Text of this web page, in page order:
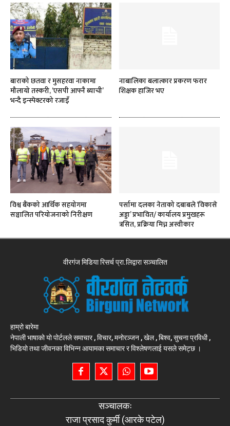
बाराको छतवा र मुसहरवा नाकामा
मौलायो तस्करी, ‘एसपी आफ्नै ब्याची’
भन्दै इन्स्पेक्टरको रजाइँ
नाबालिका बलात्कार प्रकरण फरार
शिक्षक हाजिर भए
विश्व बैंकको आर्थिक सहयोगमा
सञ्चालित परियोजनाको निरीक्षण
पर्सामा दलका नेताको दबाबले ‘विकासे
अड्डा’ प्रभावित/ कार्यालय प्रमुखहरू
त्रसित, प्रक्रिया मिच्न अस्वीकार
वीरगंज मिडिया रिसर्च प्रा.लिद्वारा सञ्चालित
हाम्रो बारेमा
नेपाली भाषाको यो पोर्टलले समाचार , विचार, मनोरञ्जन , खेल , बिश्व, सुचना प्रविधी ,
भिडियो तथा जीवनका विभिन्न आयामका समाचार र विश्लेषणलाई यसले समेट्छ ।
सञ्चालकः
राजा प्रसाद कुर्मी (आरके पटेल)